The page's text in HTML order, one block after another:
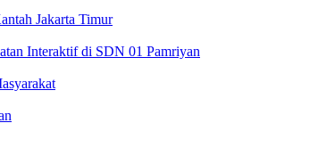
Jakarta Timur
Interaktif di SDN 01 Pamriyan